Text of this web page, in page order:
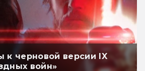
к черновой версии IX
войн»